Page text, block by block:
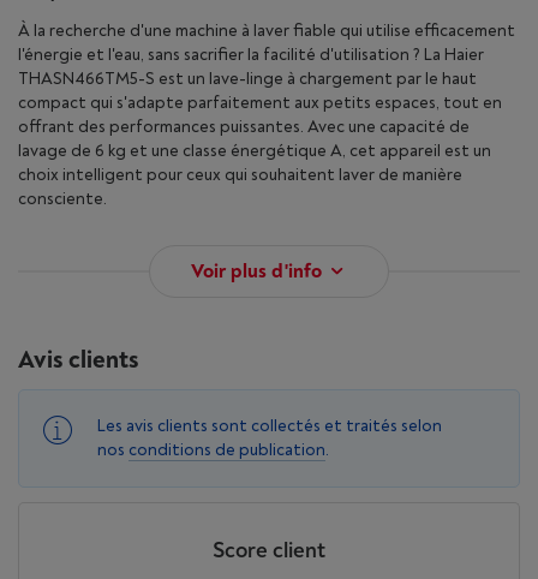
À la recherche d'une machine à laver fiable qui utilise efficacement
l'énergie et l'eau, sans sacrifier la facilité d'utilisation ? La Haier
THASN466TM5-S est un lave-linge à chargement par le haut
compact qui s'adapte parfaitement aux petits espaces, tout en
offrant des performances puissantes. Avec une capacité de
lavage de 6 kg et une classe énergétique A, cet appareil est un
choix intelligent pour ceux qui souhaitent laver de manière
consciente.
Voir plus d'info
Avis clients
Les avis clients sont collectés et traités selon
nos conditions de publication.
Score client